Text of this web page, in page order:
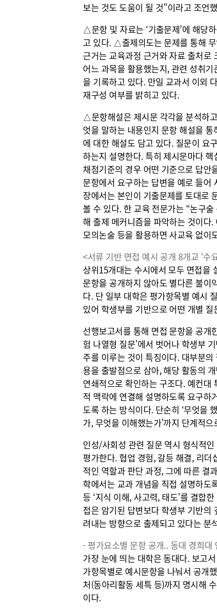
보는 것도 도움이 될 것”이라고 조언
△문항 및 자료는 ‘기출문제’에 해당
고 있다. △출제의도는 문제를 통해
근거는 교육과정 근거와 자료 출처로
어느 과목을 활용했는지, 관련 성취
을 기록하고 있다. 만일 교과서 이외
재구성 여부를 밝히고 있다.
△문항해설은 제시문 각각을 분석하
엇을 말하는 내용인지 문항 해설을
에 대한 해설도 담고 있다. 질문이 요
하는지 설명한다. 특히 제시문마다
채점기준의 경우 어떤 기준으로 답
문항에서 요구하는 답변을 예로 들어
장에서는 본인이 기출문제를 토대로
볼 수 있다. 한 교육 전문가는 “논구
해 출제 메커니즘을 파악하는 것이다
모의논술 등을 활용하면 사교육 없이
<서류 기반 면접 예시 공개 8개교 ‘수
상위15개대는 수시에서 모두 면접을
문항을 공개하지 않아도 별다른 불이
다. 단 일부 대학은 평가항목별 예시
있어 학생부를 기반으로 어떤 개별
선행보고서를 통해 면접 문항을 공개
험 나열형 질문’에서 벗어나 학생부
주를 이루는 것이 특징이다. 대부분
용을 출발점으로 삼아, 해당 활동의
연쇄적으로 확인하는 구조다. 예컨대
적 맥락에 연결해 설명하도록 요구하
도록 하는 방식이다. 단순히 ‘무엇을
가, 무엇을 이해했는가’까지 단계적
인성/사회성 관련 질문 역시 형식적
평가한다. 협업 경험, 갈등 해결, 리
적인 역할과 판단 과정, 그에 따른 결
학에서는 교과 개념을 직접 설명하도
등 ‘지식 이해, 사고력, 태도’를 결합
접은 암기된 답변보다 학생부 기반의
려내는 방향으로 출제되고 있다는 분
- 평가요소별 문항 공개.. 동대 경희대
가장 눈에 띄는 대학은 동대다. 보고
가항목별로 예시문항을 나눠서 공개
처(동아리활동 세특 등)까지 명시해
이다.